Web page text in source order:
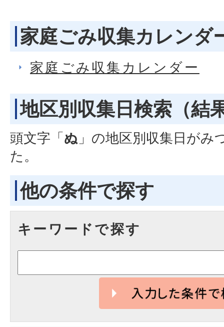
家庭ごみ収集カレンダ
家庭ごみ収集カレンダー
地区別収集日検索 （結
頭文字「ぬ 」の地区別収集日がみ
た。
他の条件で探す
キーワードで探す